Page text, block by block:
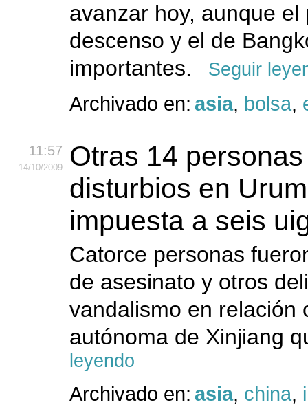
avanzar hoy, aunque
descenso y el de
importantes.
Seguir
Archivado en: asia, bolsa,
11:57
14/10/2009
Otras 14
disturbios en
impuesta a seis
Catorce personas
de asesinato y otros
vandalismo en relación
autónoma de Xinjiang
leyendo
Archivado en: asia, china,